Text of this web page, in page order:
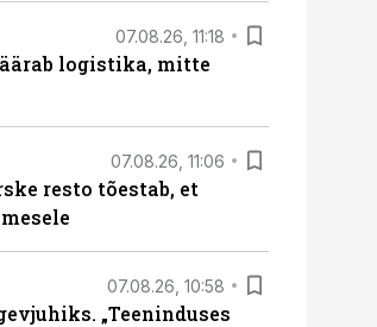
07.08.26, 11:18
logistika, mitte
07.08.26, 11:06
resto tõestab, et
07.08.26, 10:58
„Teeninduses